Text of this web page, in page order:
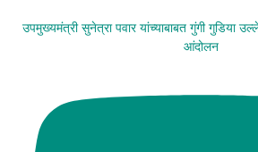
उपमुख्यमंत्री सुनेत्रा पवार यांच्याबाबत गुंगी गुडिया
आंदोलन